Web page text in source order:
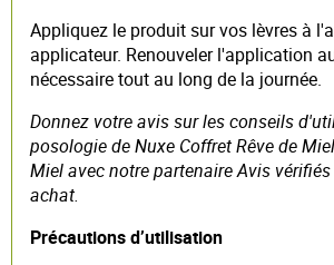
Appliquez le produit sur vos lèvres à
applicateur. Renouveler l'application
nécessaire tout au long de la journée.
Donnez votre avis sur les conseils
posologie de Nuxe Coffret Rêve de
Miel avec notre partenaire Avis
achat.
Précautions d’utilisation